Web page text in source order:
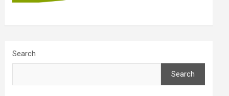
Search
Search